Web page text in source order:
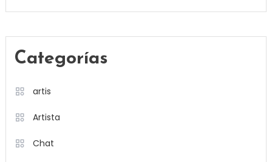
Categorías
artis
Artista
Chat